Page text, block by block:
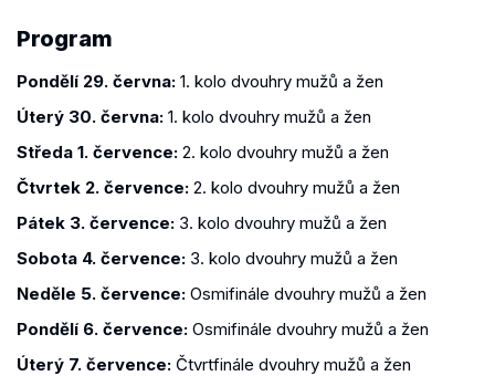
Program
Pondělí 29. června: 1. kolo dvouhry mužů a žen
Úterý 30. června: 1. kolo dvouhry mužů a žen
Středa 1. července: 2. kolo dvouhry mužů a žen
Čtvrtek 2. července: 2. kolo dvouhry mužů a žen
Pátek 3. července: 3. kolo dvouhry mužů a žen
Sobota 4. července: 3. kolo dvouhry mužů a žen
Neděle 5. července: Osmifinále dvouhry mužů a žen
Pondělí 6. července: Osmifinále dvouhry mužů a žen
Úterý 7. července: Čtvrtfinále dvouhry mužů a žen